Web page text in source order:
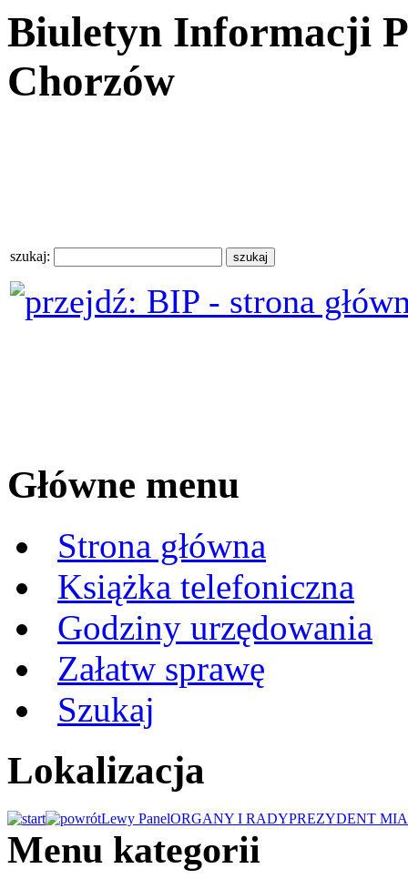
Biuletyn Informacji
Chorzów
szukaj:
Główne menu
Strona główna
Książka telefoniczna
Godziny urzędowania
Załatw sprawę
Szukaj
Lokalizacja
Lewy PanelORGANY I RADYPREZYDENT
Menu kategorii